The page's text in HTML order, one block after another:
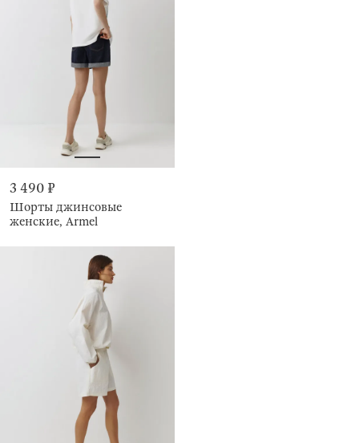
3 490 ₽
Шорты джинсовые
женские, Armel